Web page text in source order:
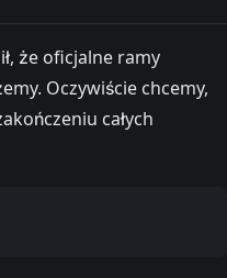
że oficjalne ramy
Oczywiście chcemy,
całych